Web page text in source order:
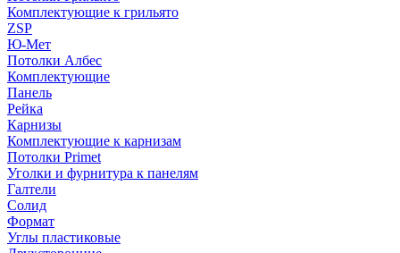
Комплектующие к грильято
ZSP
Ю-Мет
Потолки Албес
Комплектующие
Панель
Рейка
Карнизы
Комплектующие к карнизам
Потолки Primet
Уголки и фурнитура к панелям
Галтели
Солид
Формат
Углы пластиковые